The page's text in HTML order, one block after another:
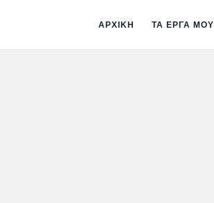
ΑΡΧΙΚΗ ΤΑ ΕΡΓΑ ΜΟΥ